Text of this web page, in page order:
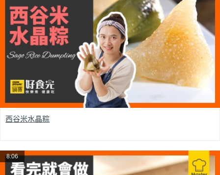
西谷米水晶粽
8:06